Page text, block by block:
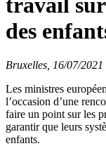
des
Bruxelles, 16/07/
Les ministres
l’occasion d’une
faire un point sur les
garantir que leurs
enfants.